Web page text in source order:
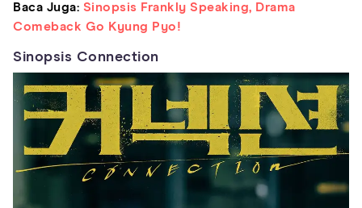
Baca Juga: Sinopsis Frankly Speaking, Drama
Comeback Go Kyung Pyo!
Sinopsis Connection